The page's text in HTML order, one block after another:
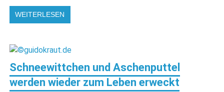
WEITERLESEN
Schneewittchen und Aschenputtel
werden wieder zum Leben erweckt